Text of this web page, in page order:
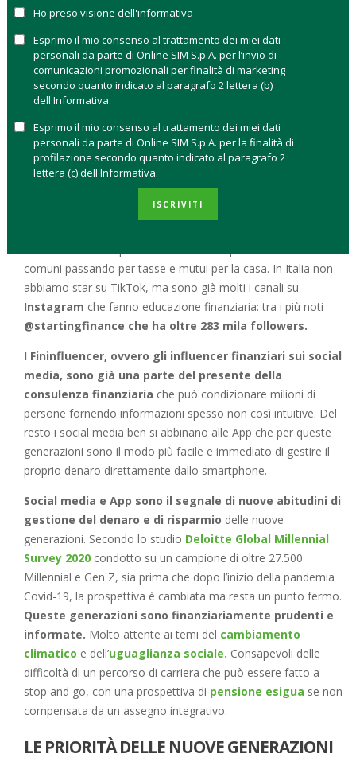
dalla medicina alla finanza. Sono proprio
finanza e i consigli di investimento che durante l’anno
della pandemia sono esplosi. Su TikTok la Generazione Z,
che è ormai entrata nel mondo del lavoro, cerca consigli su
dove sia meglio aprire un conto corrente, accendere un
mutuo o investire.
LE STAR DEI SOCIAL
La star indiscussa in questo campo è Humphrey Yang
che ogni giorno dispensa consigli di
finanza personale ai suoi 2,1 milioni di followers collezionati in
comuni passando per tasse e mutui per la casa. In Italia non
abbiamo star su TikTok, ma sono già molti i canali su
Instagram che fanno educazione finanziaria: tra i più noti
@startingfinance che ha oltre 283 mila followers.
I Fininfluencer, ovvero gli influencer finanziari sui social
media, sono già una parte del presente della
consulenza finanziaria che può condizionare milioni di
persone fornendo informazioni spesso non così intuitive. Del
resto i social media ben si abbinano alle App che per queste
generazioni sono il modo più facile e immediato di gestire il
proprio denaro direttamente dallo smartphone.
Social media e App sono il segnale di nuove abitudini di
gestione del denaro e di risparmio delle nuove
generazioni. Secondo lo studio Deloitte Global Millennial
Survey 2020 condotto su un campione di oltre 27.500
Millennial e Gen Z, sia prima che dopo l’inizio della pandemia
Covid-19, la prospettiva è cambiata ma resta un punto fermo.
Queste generazioni sono finanziariamente prudenti e
informate. Molto attente ai temi del cambiamento
climatico e dell’uguaglianza sociale. Consapevoli delle
difficoltà di un percorso di carriera che può essere fatto a
stop and go, con una prospettiva di pensione esigua se non
compensata da un assegno integrativo.
LE PRIORITÀ DELLE NUOVE GENERAZIONI
Ho preso visione dell'informativa
Esprimo il mio consenso al trattamento dei miei dati
personali da parte di Online SIM S.p.A. per l’invio di
comunicazioni promozionali per finalità di marketing
secondo quanto indicato al paragrafo 2 lettera (b)
dell'Informativa.
Esprimo il mio consenso al trattamento dei miei dati
personali da parte di Online SIM S.p.A. per la finalità di
profilazione secondo quanto indicato al paragrafo 2
lettera (c) dell'Informativa.
ISCRIVITI